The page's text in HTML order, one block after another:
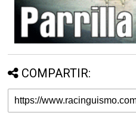
COMPARTIR: